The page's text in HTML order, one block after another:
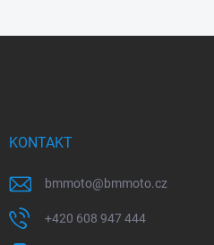
KONTAKT
bmmoto@bmmoto.cz
+420 608 947 444